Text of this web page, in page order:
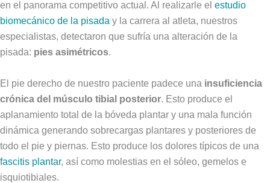
en el panorama competitivo actual. Al realizarle el estudio
biomecánico de la pisada y la carrera al atleta, nuestros
especialistas, detectaron que sufría una alteración de la
pisada: pies asimétricos.
El pie derecho de nuestro paciente padece una insuficiencia
crónica del músculo tibial posterior. Esto produce el
aplanamiento total de la bóveda plantar y una mala función
dinámica generando sobrecargas plantares y posteriores de
todo el pie y piernas. Esto produce los dolores típicos de una
fascitis plantar, así como molestias en el sóleo, gemelos e
isquiotibiales.